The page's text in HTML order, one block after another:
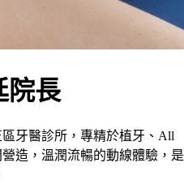
院長
牙醫診所，專精於植牙、All
造，溫潤流暢的動線體驗，是